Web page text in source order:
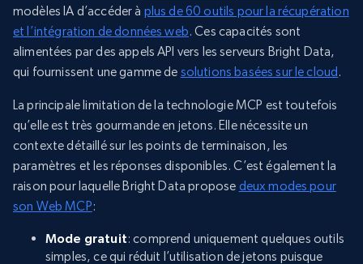
modèles IA d’accéder à plus de 60 outils pour la récupération
et l’intégration de données web. Ces capacités sont
alimentées par des appels API vers les serveurs Bright Data,
qui fournissent une gamme de solutions basées sur le cloud .
La principale limitation de la technologie MCP est toutefois
qu’elle est très gourmande en jetons. Elle nécessite un
contexte détaillé sur les points de terminaison, les
paramètres et les réponses disponibles. C’est également la
raison pour laquelle Bright Data propose deux modes pour
son Web MCP:
Mode gratuit: comprend uniquement quelques outils
simples, ce qui réduit l’utilisation de jetons puisque